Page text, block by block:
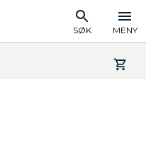
SØK MENY